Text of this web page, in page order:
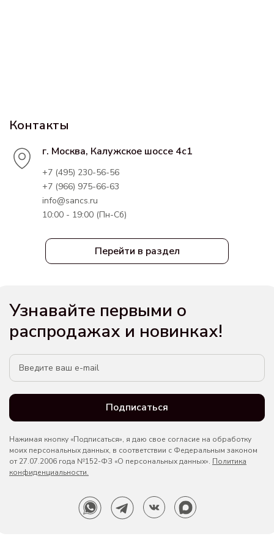
Перейти в раздел
Контакты
г. Москва, Калужское шоссе 4с1
+7 (495) 230-56-56
+7 (966) 975-66-63
info@sancs.ru
10:00 - 19:00 (Пн-Сб)
Узнавайте первыми о
распродажах и новинках!
Подписаться
Нажимая кнопку «Подписаться», я даю свое согласие на обработку
моих персональных данных, в соответствии с Федеральным законом
от 27.07.2006 года №152-ФЗ «О персональных данных». Политика
конфиденциальности.